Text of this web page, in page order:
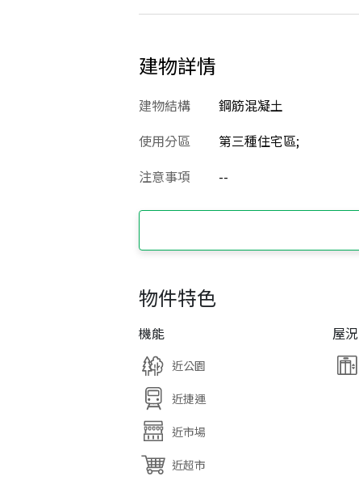
建物詳情
建物結構 鋼筋混凝土
使用分區
第三種住宅區;
注意事項
--
物件特色
機能
近公園
近捷運
近市場
近超市
屋況